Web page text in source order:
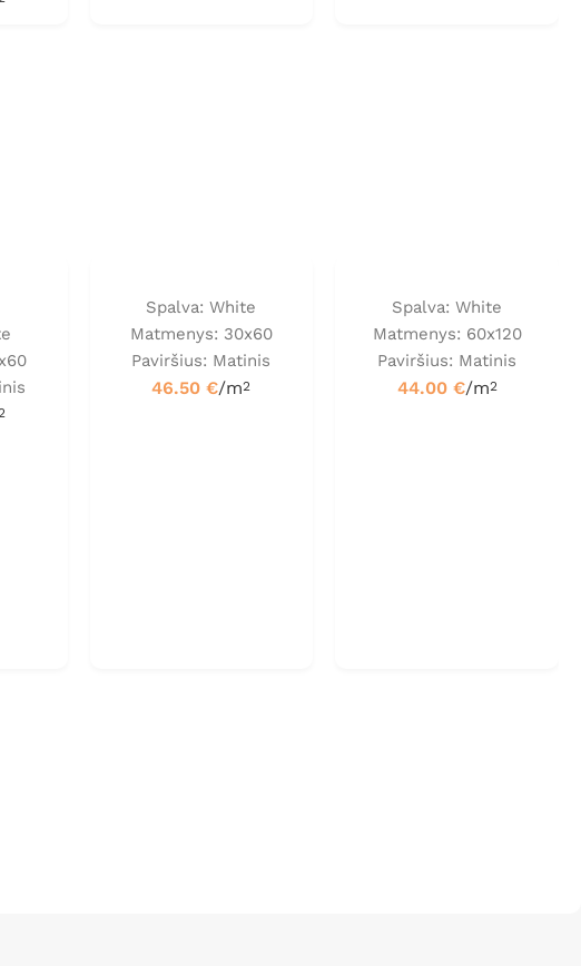
Spalva: White
Matmenys: 30x60
Paviršius: Matinis
46.50€/m2
Spalva: White
Matmenys: 60x120
Paviršius: Matinis
44.00 €/m2